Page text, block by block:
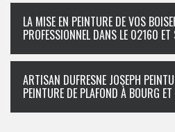
LA MISE EN PEINTURE DE VOS
PROFESSIONNEL DANS LE 02160 ET
ARTISAN DUFRESNE JOSEPH
PEINTURE DE PLAFOND À BOURG